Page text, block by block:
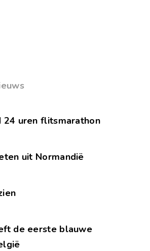
24 uren flitsmarathon
uit Normandië
de eerste blauwe